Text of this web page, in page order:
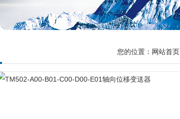
您的位置： 网站首页